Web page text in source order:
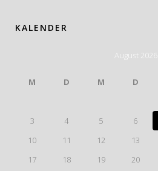
KALENDER
August 2026
M D M D
3
4 5 6
10
11 12 13
17
18 19 20